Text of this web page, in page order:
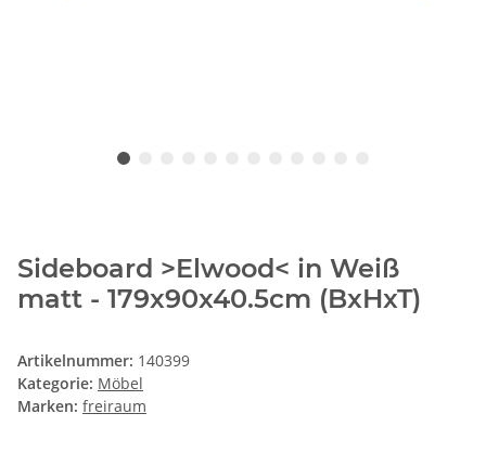
Sideboard >Elwood< in Weiß
matt - 179x90x40.5cm (BxHxT)
Artikelnummer: 140399
Kategorie: Möbel
Marken: freiraum